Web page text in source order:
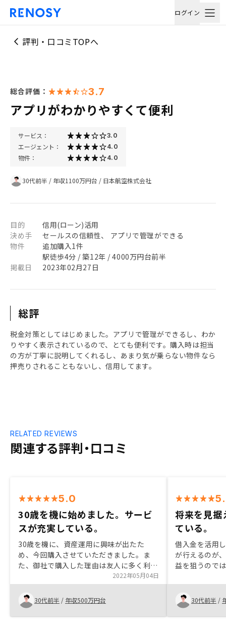
ログイン
評判・口コミTOPへ
総合評価： 3.7
アプリがわかりやすくて便利
サービス： 3.0
エージェント： 4.0
物件： 4.0
30代前半 / 年収1100万円台 / 日本航空株式会社
目的
信用(ローン)活用
決め手
セールスの信頼性、 アプリで管理ができる
物件
追加購入1件
駅徒歩4分 / 築12年 / 4000万円台前半
掲載日
2023年02月27日
総評
税金対策としてはじめました。アプリで管理ができるし、わか
りやすく表示されているので、とても便利です。購入時は担当
の方が丁寧に説明してくれるし、あまり気が乗らない物件なら
押売りされることもないし、信用してます。
関連する評判・口コミ
RELATED REVIEWS
5.0
30歳を機に始めました。サービ
スが充実している。
30歳を機に、資産運用に興味が出たた
め、今回購入させていただきました。ま
た、御社で購入した理由は友人に多く利用
してる人がいて、信頼ができたため。GA
テクノロジーの手数料も安いため、始めや
すかったためです。
2022年05月04日
30代前半 / 年収500万円台
将来を見据
ている。
借入金を活用
が行えるのが
益を狙うので
行からの借入
ながら将来の
して手間がか
表で比較出来
30代前半 /